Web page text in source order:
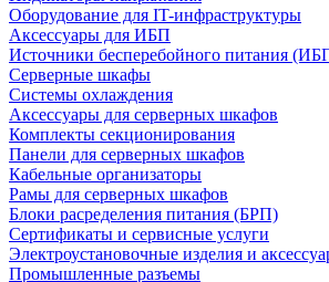
Оборудование для IT-инфраструктуры
Аксессуары для ИБП
Источники бесперебойного питания
Серверные шкафы
Системы охлаждения
Аксессуары для серверных шкафов
Комплекты секционирования
Панели для серверных шкафов
Кабельные организаторы
Рамы для серверных шкафов
Блоки расределения питания (БРП)
Сертификаты и сервисные услуги
Электроустановочные изделия и
Промышленные разъемы